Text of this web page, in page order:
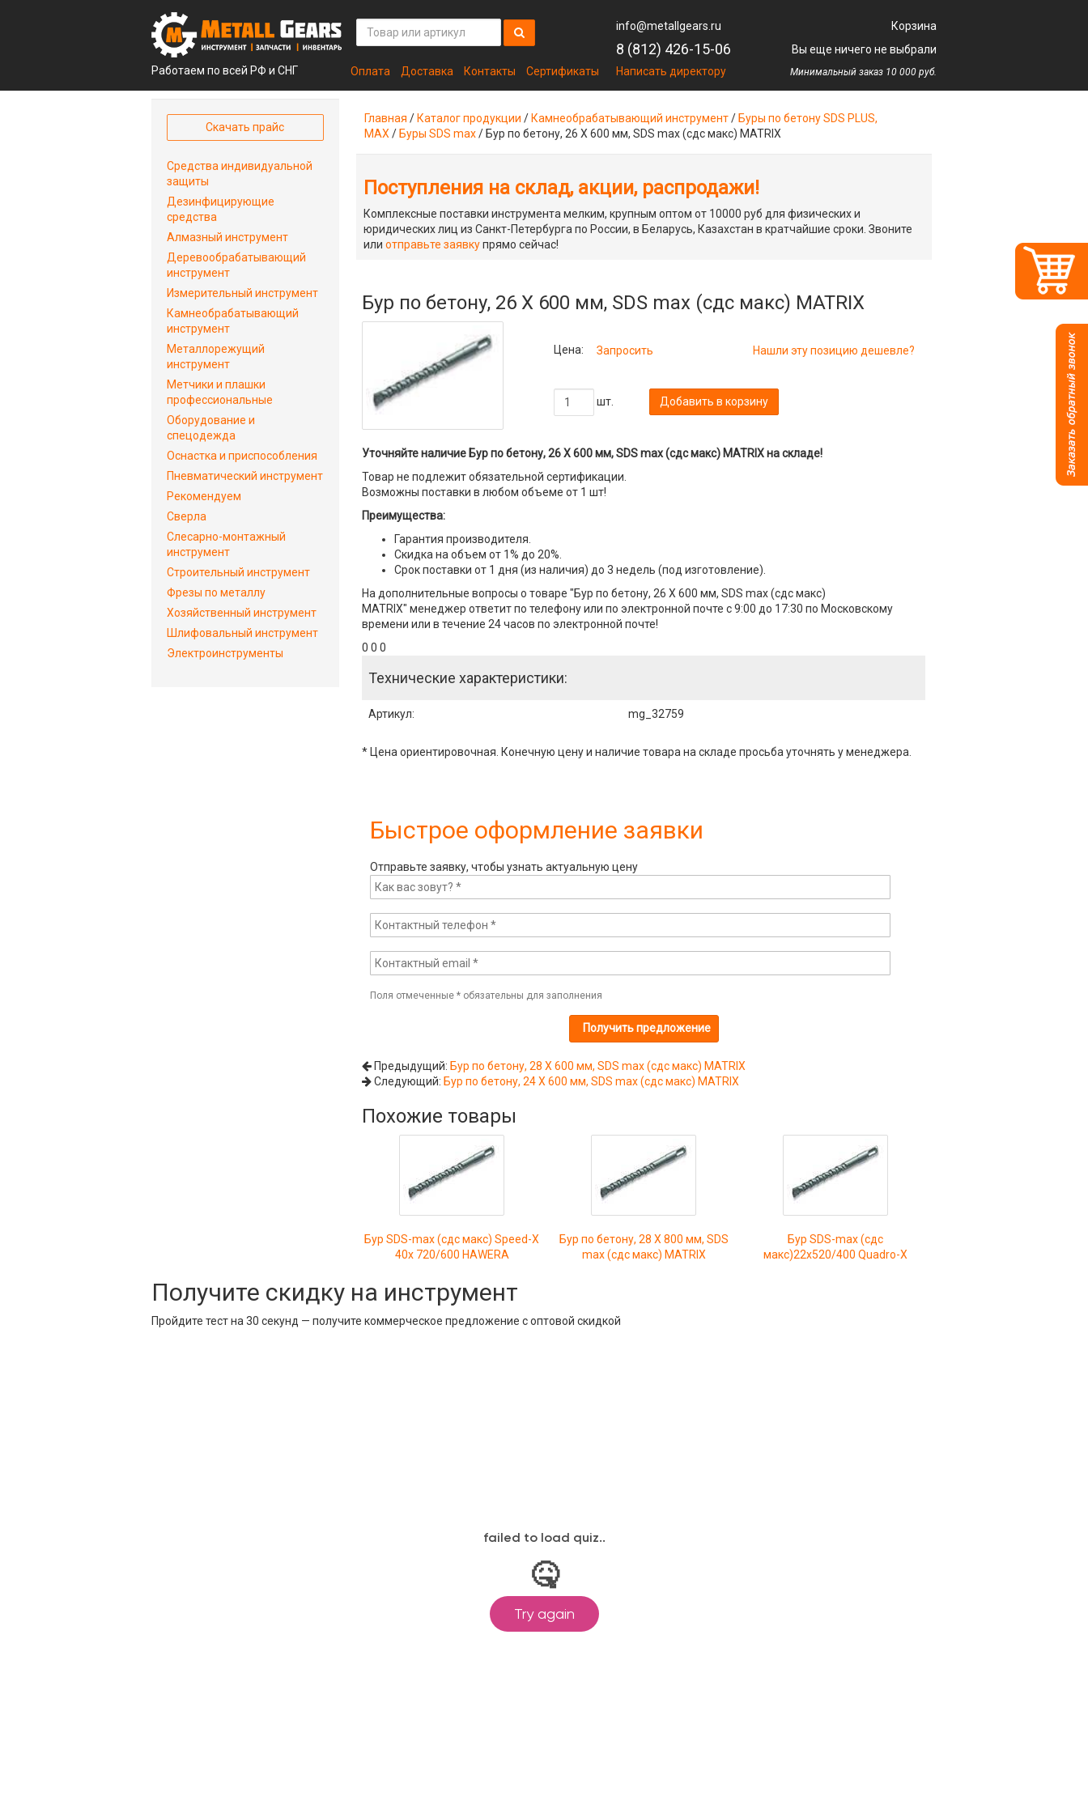
Работаем по всей РФ и СНГ Оплата Доставка Контакты Сертификаты
info@metallgears.ru
8 (812) 426-15-06
Написать директору
Корзина
Вы еще ничего не выбрали
Минимальный заказ 10 000 руб.
Главная / Каталог продукции / Камнеобрабатывающий инструмент/ Буры по бетону SDS PLUS,
MAX / Буры SDS max/ Бур по бетону, 26 Х 600 мм, SDS max (сдс макс) MATRIX
Поступления на склад, акции, распродажи!
Комплексные поставки инструмента мелким, крупным оптом от 10000 руб для физических и
юридических лиц из Санкт-Петербурга по России, в Беларусь, Казахстан в кратчайшие сроки. Звоните
или отправьте заявкупрямо сейчас!
Бур по бетону, 26 Х 600 мм, SDS max (сдс макс) MATRIX
Цена: Запросить Нашли эту позицию дешевле?
шт. Добавить в корзину
Уточняйте наличие Бур по бетону, 26 Х 600 мм, SDS max (сдс макс) MATRIX на складе!
Товар не подлежит обязательной сертификации.
Возможны поставки в любом объеме от 1 шт!
Преимущества:
Гарантия производителя.
Скидка на объем от 1% до 20%.
Срок поставки от 1 дня (из наличия) до 3 недель (под изготовление).
На дополнительные вопросы о товаре "Бур по бетону, 26 Х 600 мм, SDS max (сдс макс)
MATRIX" менеджер ответит по телефону или по электронной почте с 9:00 до 17:30 по Московскому
времени или в течение 24 часов по электронной почте!
0 0 0
Технические характеристики:
Артикул: mg_32759
* Цена ориентировочная. Конечную цену и наличие товара на складе просьба уточнять у менеджера.
Быстрое оформление заявки
Отправьте заявку, чтобы узнать актуальную цену
Поля отмеченные *обязательны для заполнения
Предыдущий: Бур по бетону, 28 Х 600 мм, SDS max (сдс макс) MATRIX
Следующий: Бур по бетону, 24 Х 600 мм, SDS max (сдс макс) MATRIX
Похожие товары
Бур SDS-max (сдс макс) Speed-X
40х 720/600 HAWERA
Бур по бетону, 28 Х 800 мм, SDS
max (сдс макс) MATRIX
Бур SDS-max (сдс
макс)22x520/400 Quadro-X
Скачать прайс
Средства индивидуальной
защиты
Дезинфицирующие
средства
Алмазный инструмент
Деревообрабатывающий
инструмент
Измерительный инструмент
Камнеобрабатывающий
инструмент
Металлорежущий
инструмент
Метчики и плашки
профессиональные
Оборудование и
спецодежда
Оснастка и приспособления
Пневматический инструмент
Рекомендуем
Сверла
Слесарно-монтажный
инструмент
Строительный инструмент
Фрезы по металлу
Хозяйственный инструмент
Шлифовальный инструмент
Электроинструменты
Получите скидку на инструмент
Пройдите тест на 30 секунд — получите коммерческое предложение с оптовой скидкой